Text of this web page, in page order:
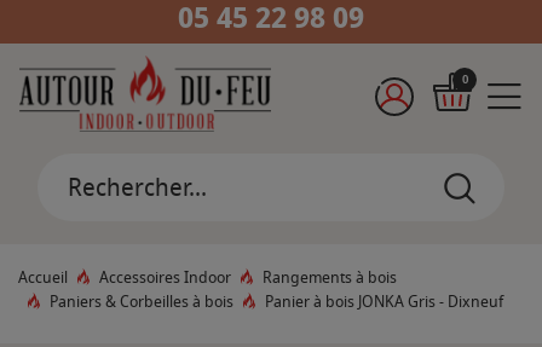
05 45 22 98 09
0
Accueil Accessoires Indoor
Rangements à bois
Paniers & Corbeilles à bois
Panier à bois JONKA Gris - Dixneuf